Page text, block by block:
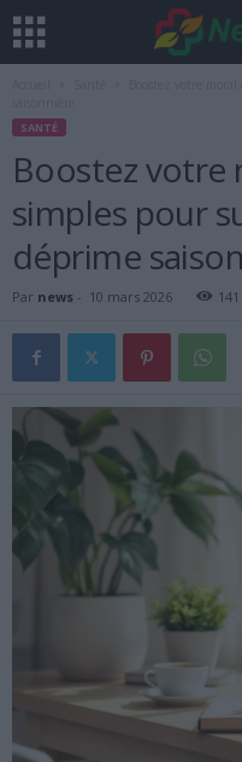
SANTÉ
Boostez votre
simples pour
déprime
Par news - 10 mars 2026 141